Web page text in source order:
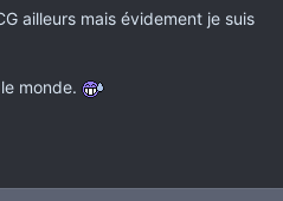
ailleurs mais évidement je suis
monde.